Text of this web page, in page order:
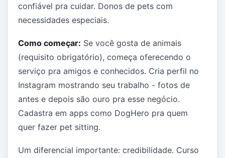
confiável pra cuidar. Donos de pets com
necessidades especiais.
Como começar: Se você gosta de animais
(requisito obrigatório), começa oferecendo o
serviço pra amigos e conhecidos. Cria perfil no
Instagram mostrando seu trabalho - fotos de
antes e depois são ouro pra esse negócio.
Cadastra em apps como DogHero pra quem
quer fazer pet sitting.
Um diferencial importante: credibilidade. Curso